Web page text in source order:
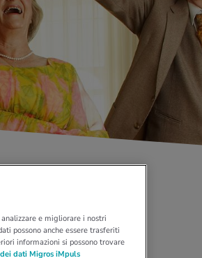
e migliorare i nostri
possono anche essere trasferiti
informazioni si possono trovare
dati Migros iMpuls